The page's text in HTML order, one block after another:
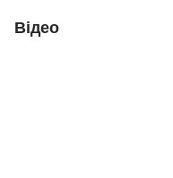
Відео